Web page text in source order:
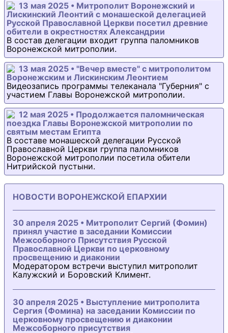
13 мая 2025 • Митрополит Воронежский и
Лискинский Леонтий с монашеской делегацией
Русской Православной Церкви посетил древние
обители в окрестностях Александрии
В состав делегации входит группа паломников
Воронежской митрополии.
13 мая 2025 • "Вечер вместе" с митрополитом
Воронежским и Лискинским Леонтием
Видеозапись программы телеканала "Губерния" с
участием Главы Воронежской митрополии.
12 мая 2025 • Продолжается паломническая
поездка Главы Воронежской митрополии по
святым местам Египта
В составе монашеской делегации Русской
Православной Церкви группа паломников
Воронежской митрополии посетила обители
Нитрийской пустыни.
НОВОСТИ ВОРОНЕЖСКОЙ ЕПАРХИИ
30 апреля 2025 • Митрополит Сергий (Фомин)
принял участие в заседании Комиссии
Межсоборного Присутствия Русской
Православной Церкви по церковному
просвещению и диаконии
Модератором встречи выступил митрополит
Калужский и Боровский Климент.
30 апреля 2025 • Выступление митрополита
Сергия (Фомина) на заседании Комиссии по
церковному просвещению и диаконии
Межсоборного присутствия